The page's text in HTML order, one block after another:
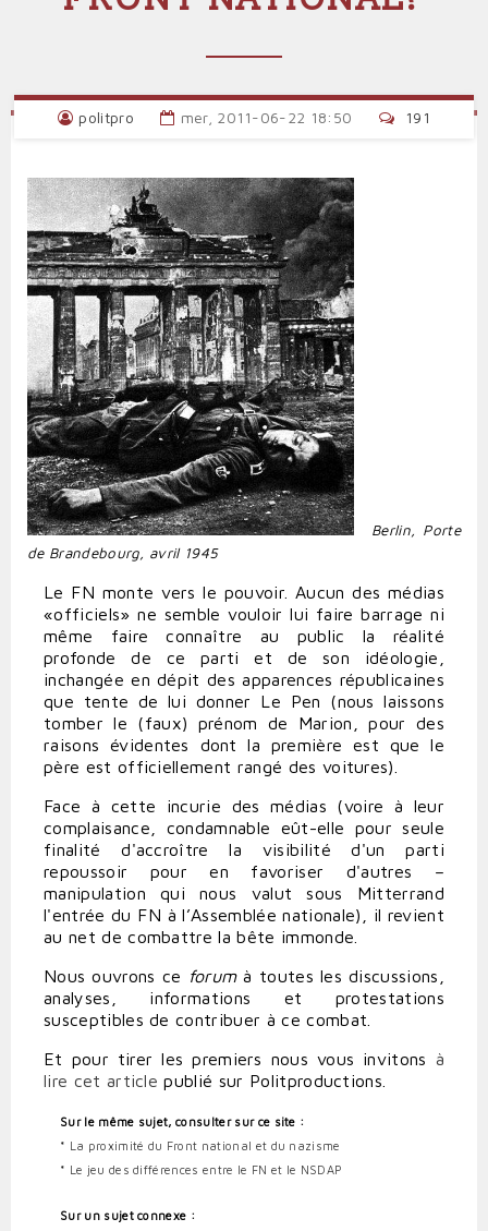
politpro mer, 2011-06-22 18:50 191
Berlin, Porte
de Brandebourg, avril 1945
Le FN monte vers le pouvoir. Aucun des médias
«officiels» ne semble vouloir lui faire barrage ni
même faire connaître au public la réalité
profonde de ce parti et de son idéologie,
inchangée en dépit des apparences républicaines
que tente de lui donner Le Pen (nous laissons
tomber le (faux) prénom de Marion, pour des
raisons évidentes dont la première est que le
père est officiellement rangé des voitures).
Face à cette incurie des médias (voire à leur
complaisance, condamnable eût-elle pour seule
finalité d'accroître la visibilité d'un parti
repoussoir pour en favoriser d'autres –
manipulation qui nous valut sous Mitterrand
l'entrée du FN à l’Assemblée nationale), il revient
au net de combattre la bête immonde.
Nous ouvrons ce forumà toutes les discussions,
analyses, informations et protestations
susceptibles de contribuer à ce combat.
Et pour tirer les premiers nous vous invitons à
lire cet article publié sur Politproductions.
Sur le même sujet, consulter sur ce site :
* La proximité du Front national et du nazisme
* Le jeu des différences entre le FN et le NSDAP
Sur un sujet connexe :